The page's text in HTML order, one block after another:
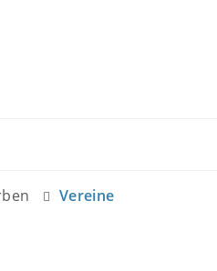
Vereine